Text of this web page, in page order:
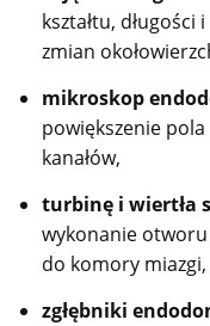
kształtu, długości
zmian
mikroskop
powiększenie
kanałów,
turbinę i wiertła
wykonanie
do komory miazgi,
zgłębniki